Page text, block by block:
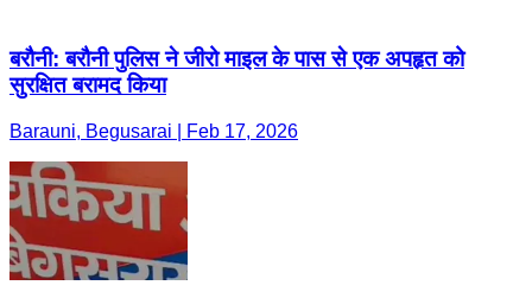
बरौनी: बरौनी पुलिस ने जीरो माइल के पास से एक अपहृत को
सुरक्षित बरामद किया
Barauni, Begusarai | Feb 17, 2026